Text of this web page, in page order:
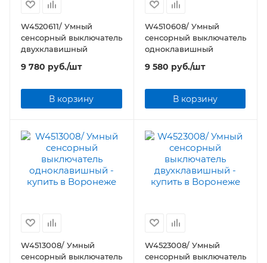
W4520611/ Умный
сенсорный выключатель
двухклавишный
9 780 руб./шт
В корзину
W4510608/ Умный
сенсорный выключатель
одноклавишный
9 580 руб./шт
В корзину
W4513008/ Умный
сенсорный выключатель
W4523008/ Умный
сенсорный выключатель